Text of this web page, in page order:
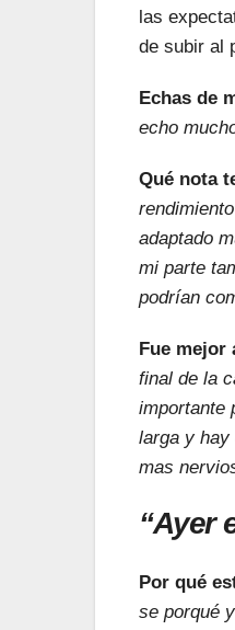
las
de subir al
Echas de
echo
Qué nota
adaptado
mi parte
podrían
Fue mejor
final de la
importante
larga y hay
mas
“Ayer
Por qué
se porqué